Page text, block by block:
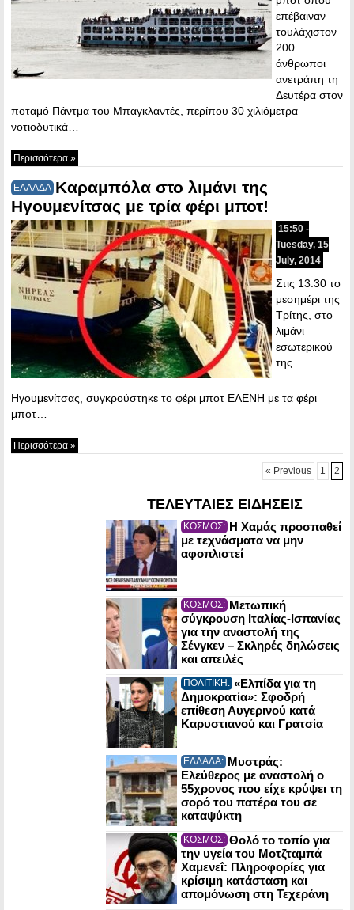
επέβαιναν
τουλάχιστον
200
άνθρωποι
ανετράπη τη
Δευτέρα στον
ποταμό Πάντμα του Μπαγκλαντές, περίπου 30 χιλιόμετρα
νοτιοδυτικά…
Περισσότερα »
ΕΛΛΑΔΑ Καραμπόλα στο λιμάνι της
Ηγουμενίτσας με τρία φέρι μποτ!
15:50 -
Tuesday, 15
July, 2014
Στις 13:30 το
μεσημέρι της
Τρίτης, στο
λιμάνι
εσωτερικού
της
Ηγουμενίτσας, συγκρούστηκε το φέρι μποτ ΕΛΕΝΗ με τα φέρι
μποτ…
Περισσότερα »
« Previous 1 2
ΤΕΛΕΥΤΑΙΕΣ ΕΙΔΗΣΕΙΣ
ΚΟΣΜΟΣ: Η Χαμάς προσπαθεί
με τεχνάσματα να μην
αφοπλιστεί
ΚΟΣΜΟΣ: Μετωπική
σύγκρουση Ιταλίας-Ισπανίας
για την αναστολή της
Σένγκεν – Σκληρές δηλώσεις
και απειλές
ΠΟΛΙΤΙΚΗ: «Ελπίδα για τη
Δημοκρατία»: Σφοδρή
επίθεση Αυγερινού κατά
Καρυστιανού και Γρατσία
ΕΛΛΑΔΑ: Μυστράς:
Ελεύθερος με αναστολή ο
55χρονος που είχε κρύψει τη
σορό του πατέρα του σε
καταψύκτη
ΚΟΣΜΟΣ: Θολό το τοπίο για
την υγεία του Μοτζταμπά
Χαμενεΐ: Πληροφορίες για
κρίσιμη κατάσταση και
απομόνωση στη Τεχεράνη